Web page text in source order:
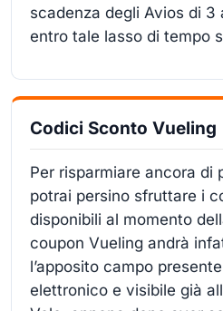
scadenza degli Avios di 3
entro tale lasso di tempo
Codici Sconto Vueling
Per risparmiare ancora di
potrai persino sfruttare i
disponibili al momento
coupon Vueling andrà
l’apposito campo
elettronico e visibile già